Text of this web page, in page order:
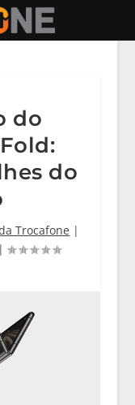
do
do
Trocafone |
|